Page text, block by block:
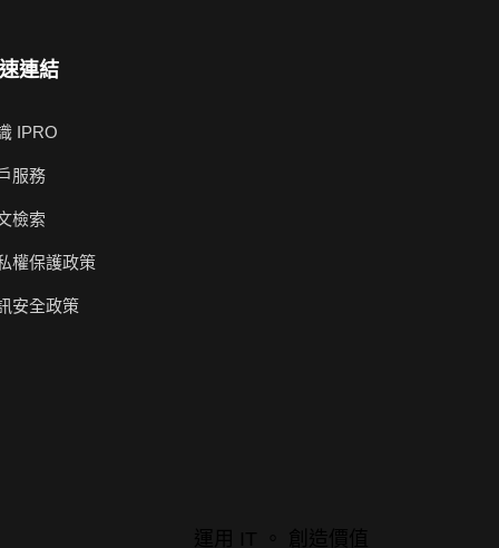
連結
IPRO
服務
檢索
權保護政策
安全政策